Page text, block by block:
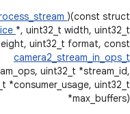
)(const struct
*, uint32_t width, uint32_t
uint32_t format, const
camera2_stream_in_ops_t
uint32_t *stream_id,
*consumer_usage, uint32_t
*max_buffers)